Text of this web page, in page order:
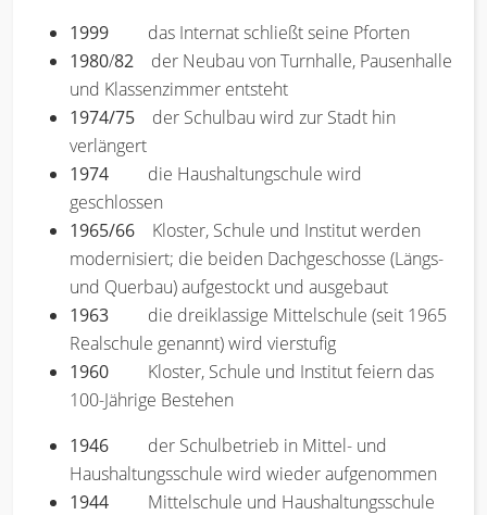
1999 das Internat schließt seine Pforten
1980/82 der Neubau von Turnhalle, Pausenhalle
und Klassenzimmer entsteht
1974/75 der Schulbau wird zur Stadt hin
verlängert
1974 die Haushaltungschule wird
geschlossen
1965/66 Kloster, Schule und Institut werden
modernisiert; die beiden Dachgeschosse (Längs-
und Querbau) aufgestockt und ausgebaut
1963 die dreiklassige Mittelschule (seit 1965
Realschule genannt) wird vierstufig
1960 Kloster, Schule und Institut feiern das
100-Jährige Bestehen
1946 der Schulbetrieb in Mittel- und
Haushaltungsschule wird wieder aufgenommen
1944 Mittelschule und Haushaltungsschule